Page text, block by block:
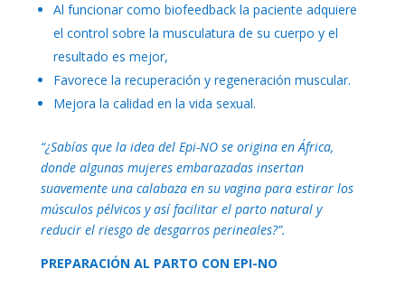
Al funcionar como biofeedback la paciente adquiere
el control sobre la musculatura de su cuerpo y el
resultado es mejor,
Favorece la recuperación y regeneración muscular.
Mejora la calidad en la vida sexual.
“¿Sabías que la idea del Epi-NO se origina en África,
donde algunas mujeres embarazadas insertan
suavemente una calabaza en su vagina para estirar los
músculos pélvicos y así facilitar el parto natural y
reducir el riesgo de desgarros perineales?”.
PREPARACIÓN AL PARTO CON EPI-NO